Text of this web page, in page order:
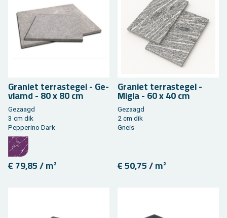
Gra­niet ter­ras­te­gel - Ge­
vlamd - 80 x 80 cm
Ge­zaagd
3 cm dik
Pep­pe­ri­no Dark
€ 79,85 / m²
Gra­niet ter­ras­te­gel -
Migla - 60 x 40 cm
Ge­zaagd
2 cm dik
Gneis
€ 50,75 / m²